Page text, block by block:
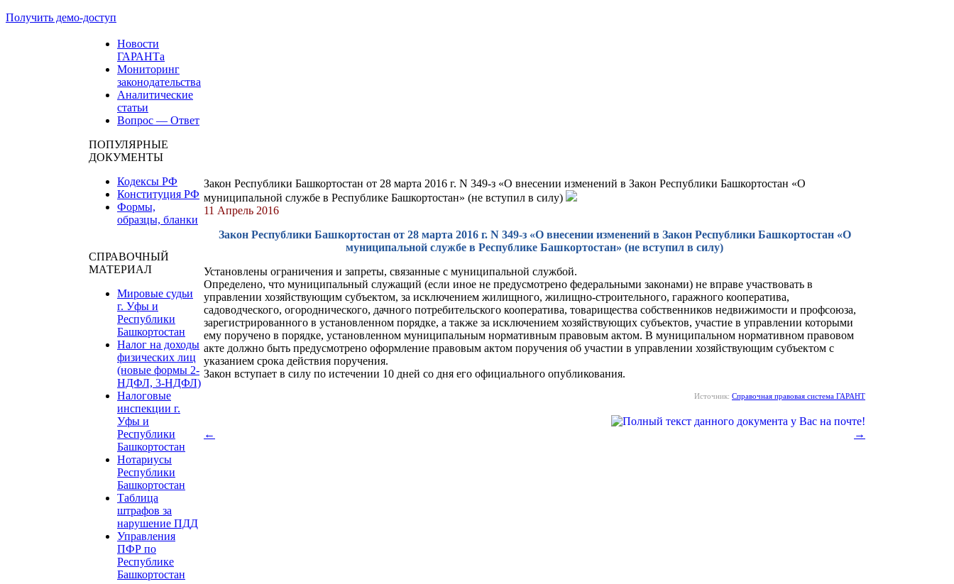
Получить демо-доступ
Новости
ГАРАНТа
Мониторинг
законодательства
Аналитические
статьи
Вопрос — Ответ
ПОПУЛЯРНЫЕ
ДОКУМЕНТЫ
Кодексы РФ
Конституция РФ
Формы,
образцы, бланки
СПРАВОЧНЫЙ
МАТЕРИАЛ
Мировые судьи
г. Уфы и
Республики
Башкортостан
Налог на доходы
физических лиц
(новые формы 2-
НДФЛ, 3-НДФЛ)
Налоговые
инспекции г.
Уфы и
Республики
Башкортостан
Нотариусы
Республики
Башкортостан
Таблица
штрафов за
нарушение ПДД
Управления
ПФР по
Республике
Башкортостан
Закон Республики Башкортостан от 28 марта 2016 г. N 349-з «О внесении изменений в Закон Республики Башкортостан «О
муниципальной службе в Республике Башкортостан» (не вступил в силу)
11 Апрель 2016
Закон Республики Башкортостан от 28 марта 2016 г. N 349-з «О внесении изменений в Закон Республики Башкортостан «О
муниципальной службе в Республике Башкортостан» (не вступил в силу)
Установлены ограничения и запреты, связанные с муниципальной службой.
Определено, что муниципальный служащий (если иное не предусмотрено федеральными законами) не вправе участвовать в
управлении хозяйствующим субъектом, за исключением жилищного, жилищно-строительного, гаражного кооператива,
садоводческого, огороднического, дачного потребительского кооператива, товарищества собственников недвижимости и профсоюза,
зарегистрированного в установленном порядке, а также за исключением хозяйствующих субъектов, участие в управлении которыми
ему поручено в порядке, установленном муниципальным нормативным правовым актом. В муниципальном нормативном правовом
акте должно быть предусмотрено оформление правовым актом поручения об участии в управлении хозяйствующим субъектом с
указанием срока действия поручения.
Закон вступает в силу по истечении 10 дней со дня его официального опубликования.
Источник: Справочная правовая система ГАРАНТ
← →